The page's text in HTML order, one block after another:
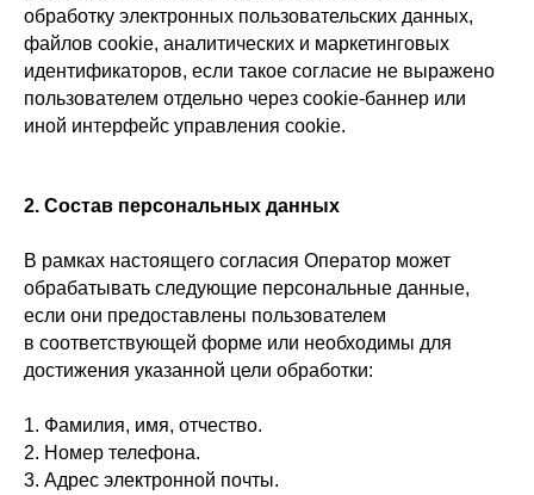
обработку электронных пользовательских данных,
файлов cookie, аналитических и маркетинговых
идентификаторов, если такое согласие не выражено
пользователем отдельно через cookie-баннер или
иной интерфейс управления cookie.
2. Состав персональных данных
В рамках настоящего согласия Оператор может
обрабатывать следующие персональные данные,
если они предоставлены пользователем
в соответствующей форме или необходимы для
достижения указанной цели обработки:
1. Фамилия, имя, отчество.
2. Номер телефона.
3. Адрес электронной почты.